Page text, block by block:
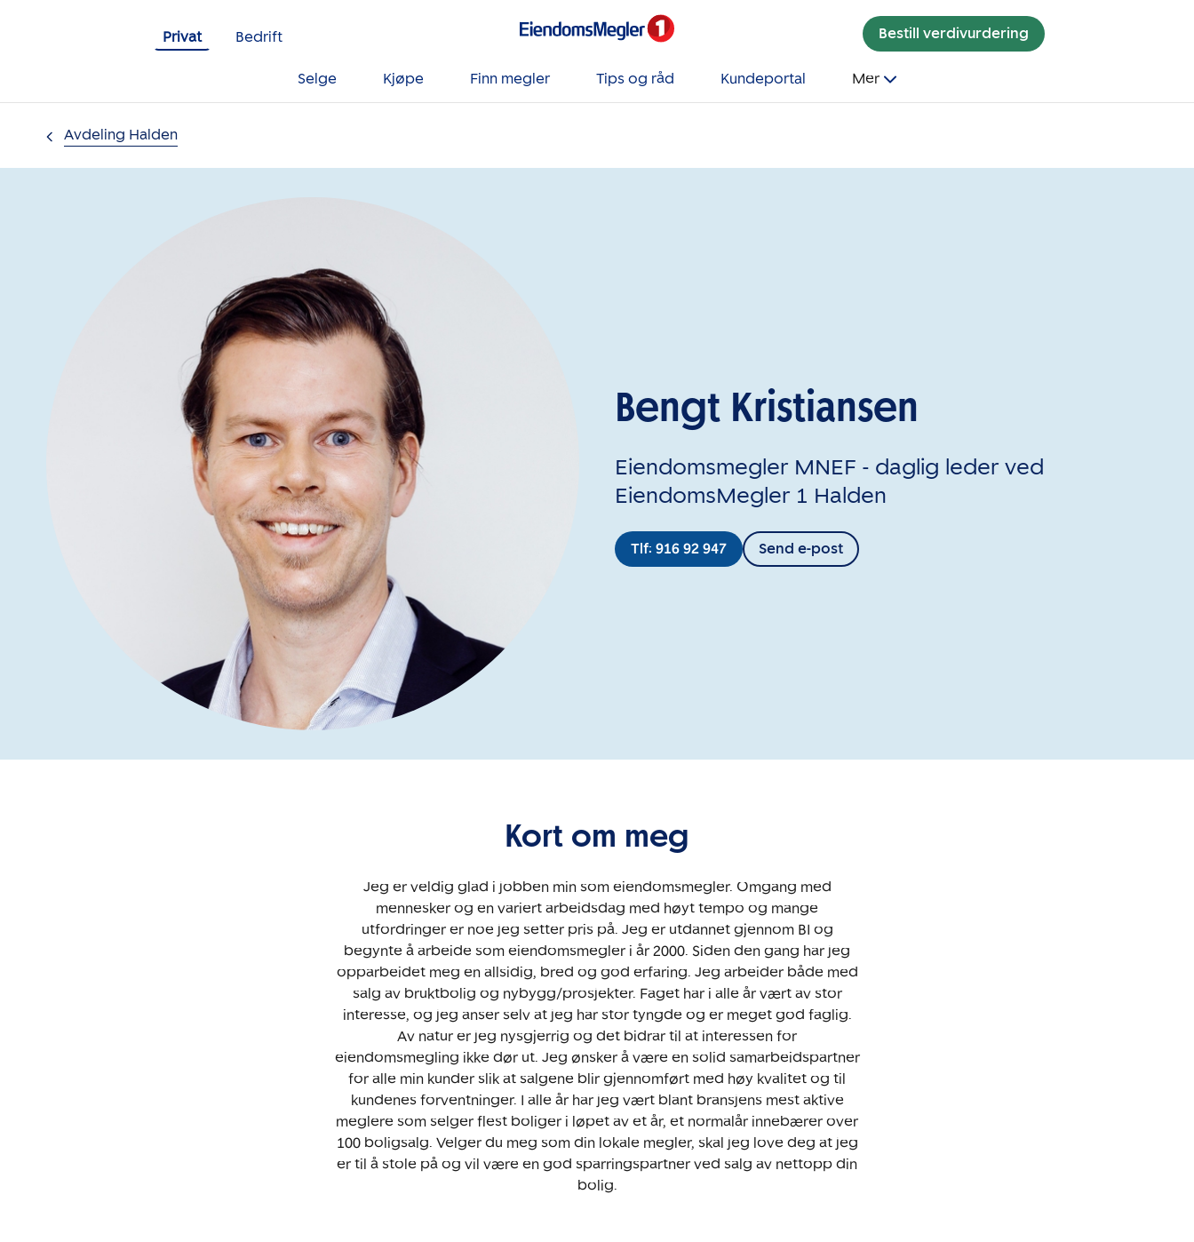
Privat
Bedrift Bestill verdivurdering
Selge Kjøpe Finn megler Tips og råd Kundeportal Mer
Avdeling Halden
Bengt Kristiansen
Eiendomsmegler MNEF - daglig leder ved
EiendomsMegler 1 Halden
Tlf: 916 92 947 Send e-post
Kort om meg
Jeg er veldig glad i jobben min som eiendomsmegler. Omgang med
mennesker og en variert arbeidsdag med høyt tempo og mange
utfordringer er noe jeg setter pris på. Jeg er utdannet gjennom BI og
begynte å arbeide som eiendomsmegler i år 2000. Siden den gang har jeg
opparbeidet meg en allsidig, bred og god erfaring. Jeg arbeider både med
salg av bruktbolig og nybygg/prosjekter. Faget har i alle år vært av stor
interesse, og jeg anser selv at jeg har stor tyngde og er meget god faglig.
Av natur er jeg nysgjerrig og det bidrar til at interessen for
eiendomsmegling ikke dør ut. Jeg ønsker å være en solid samarbeidspartner
for alle min kunder slik at salgene blir gjennomført med høy kvalitet og til
kundenes forventninger. I alle år har jeg vært blant bransjens mest aktive
meglere som selger flest boliger i løpet av et år, et normalår innebærer over
100 boligsalg. Velger du meg som din lokale megler, skal jeg love deg at jeg
er til å stole på og vil være en god sparringspartner ved salg av nettopp din
bolig.